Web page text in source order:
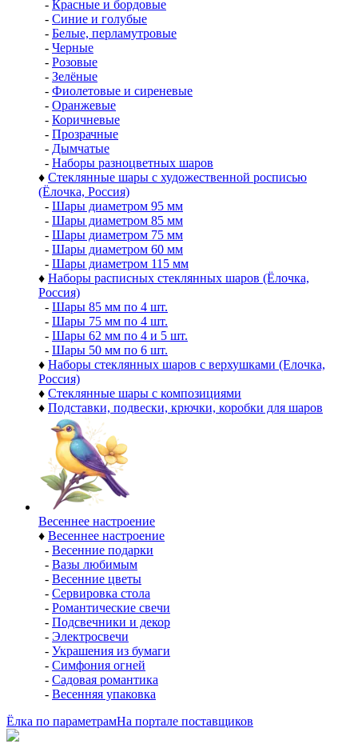
- Красные и бордовые
- Синие и голубые
- Белые, перламутровые
- Черные
- Розовые
- Зелёные
- Фиолетовые и сиреневые
- Оранжевые
- Коричневые
- Прозрачные
- Дымчатые
- Наборы разноцветных шаров
♦ Стеклянные шары с художественной росписью
(Ёлочка, Россия)
- Шары диаметром 95 мм
- Шары диаметром 85 мм
- Шары диаметром 75 мм
- Шары диаметром 60 мм
- Шары диаметром 115 мм
♦ Наборы расписных стеклянных шаров (Ёлочка,
Россия)
- Шары 85 мм по 4 шт.
- Шары 75 мм по 4 шт.
- Шары 62 мм по 4 и 5 шт.
- Шары 50 мм по 6 шт.
♦ Наборы стеклянных шаров с верхушками (Елочка,
Россия)
♦ Стеклянные шары с композициями
♦ Подставки, подвески, крючки, коробки для шаров
Весеннее настроение
♦ Весеннее настроение
- Весенние подарки
- Вазы любимым
- Весенние цветы
- Сервировка стола
- Романтические свечи
- Подсвечники и декор
- Электросвечи
- Украшения из бумаги
- Симфония огней
- Садовая романтика
- Весенняя упаковка
Ёлка по параметрамНа портале поставщиков